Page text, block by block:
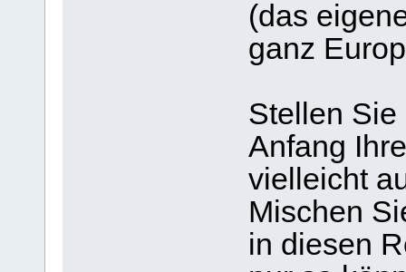
(das
ganz
Stellen Sie
Anfang
vielleicht
Mischen
in diesen